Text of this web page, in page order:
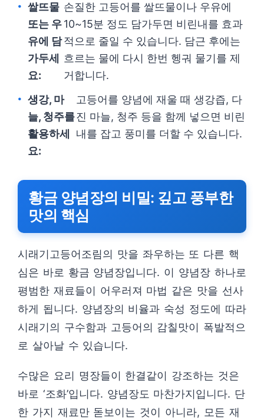
쌀뜨물
또는 우
유에 담
가두세
요:
손질한 고등어를 쌀뜨물이나 우유에
10~15분 정도 담가두면 비린내를 효과
적으로 줄일 수 있습니다. 담근 후에는
흐르는 물에 다시 한번 헹궈 물기를 제
거합니다.
생강, 마
늘, 청주를
활용하세
요:
고등어를 양념에 재울 때 생강즙, 다
진 마늘, 청주 등을 함께 넣으면 비린
내를 잡고 풍미를 더할 수 있습니다.
황금 양념장의 비밀: 깊고 풍부한
맛의 핵심
시래기고등어조림의 맛을 좌우하는 또 다른 핵
심은 바로 황금 양념장입니다. 이 양념장 하나로
평범한 재료들이 어우러져 마법 같은 맛을 선사
하게 됩니다. 양념장의 비율과 숙성 정도에 따라
시래기의 구수함과 고등어의 감칠맛이 폭발적으
로 살아날 수 있습니다.
수많은 요리 명장들이 한결같이 강조하는 것은
바로 ‘조화’입니다. 양념장도 마찬가지입니다. 단
한 가지 재료만 돋보이는 것이 아니라, 모든 재